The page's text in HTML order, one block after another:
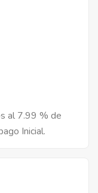
al 7.99 % de
Inicial.